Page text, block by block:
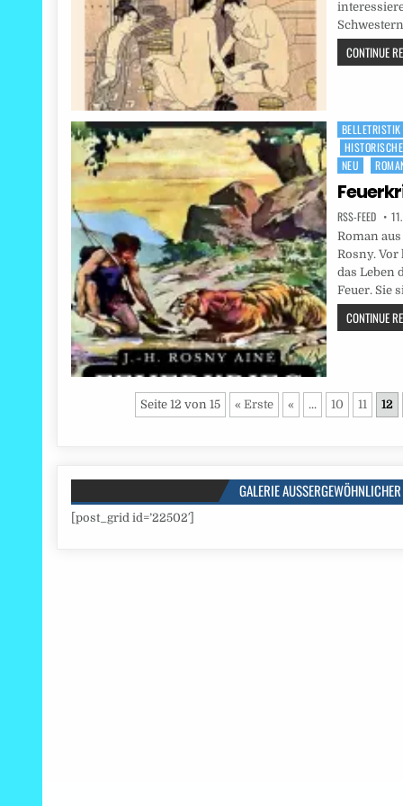
CONTINUE
Posted
in
BELLETRISTIK
NEU
RSS-FEED
Roman
Rosny.
das Leben
Feuer. Sie
CONTINUE
Seite 12 von 15 « Erste « ... 10 11 12
GALERIE AUSSERGEWÖHNLICHER
[post_grid id=’22502′]